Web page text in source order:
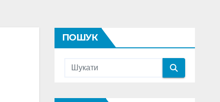
ПОШУК